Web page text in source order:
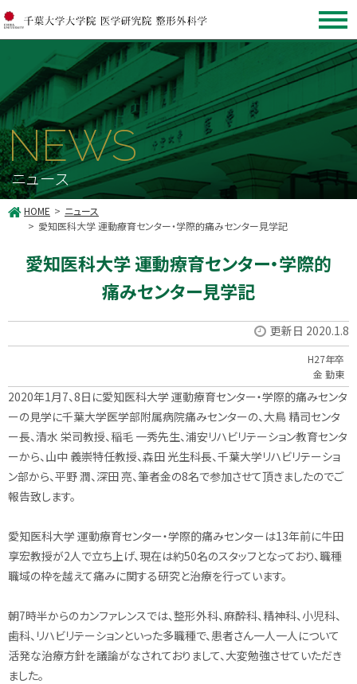
NEWS
ニュース
HOME
ニュース
愛知医科大学 運動療育センター・学際的痛みセンター見学記
愛知医科大学 運動療育センター・学際的
痛みセンター見学記
更新日 2020.1.8
H27年卒
金 勤東
2020年1月7、8日に愛知医科大学 運動療育センター・学際的痛みセンタ
ーの見学に千葉大学医学部附属病院痛みセンターの、大鳥 精司センタ
ー長、清水 栄司教授、稲毛 一秀先生、浦安リハビリテーション教育センタ
ーから、山中 義崇特任教授、森田 光生科長、千葉大学リハビリテーショ
ン部から、平野 潤、深田 亮、筆者金の8名で参加させて頂きましたのでご
報告致します。
愛知医科大学 運動療育センター・学際的痛みセンターは13年前に牛田
享宏教授が2人で立ち上げ、現在は約50名のスタッフとなっており、職種
職域の枠を越えて痛みに関する研究と治療を行っています。
朝7時半からのカンファレンスでは、整形外科、麻酔科、精神科、小児科、
歯科、リハビリテーションといった多職種で、患者さん一人一人について
活発な治療方針を議論がなされておりまして、大変勉強させていただき
ました。